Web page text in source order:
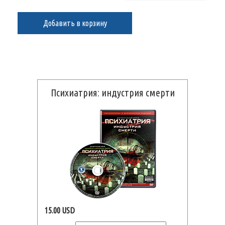
Добавить в корзину
Психиатрия: индустрия смерти
15.00 USD